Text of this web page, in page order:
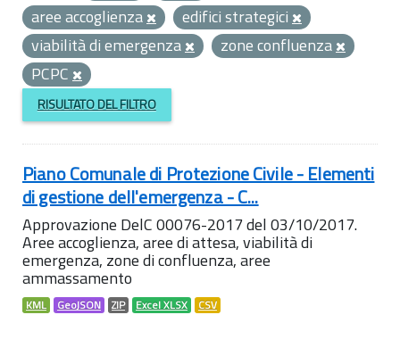
aree accoglienza
edifici strategici
viabilità di emergenza
zone confluenza
PCPC
RISULTATO DEL FILTRO
Piano Comunale di Protezione Civile - Elementi
di gestione dell'emergenza - C...
Approvazione DelC 00076-2017 del 03/10/2017.
Aree accoglienza, aree di attesa, viabilità di
emergenza, zone di confluenza, aree
ammassamento
KML GeoJSON ZIP Excel XLSX CSV